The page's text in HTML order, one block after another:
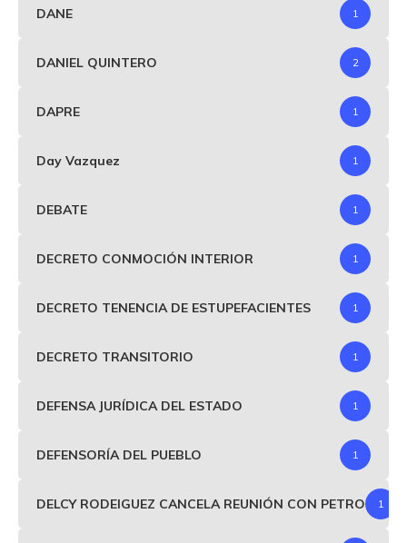
DANE 1
DANIEL QUINTERO 2
DAPRE 1
Day Vazquez 1
DEBATE 1
DECRETO CONMOCIÓN INTERIOR 1
DECRETO TENENCIA DE ESTUPEFACIENTES 1
DECRETO TRANSITORIO 1
DEFENSA JURÍDICA DEL ESTADO 1
DEFENSORÍA DEL PUEBLO 1
DELCY RODEIGUEZ CANCELA REUNIÓN CON PETRO 1